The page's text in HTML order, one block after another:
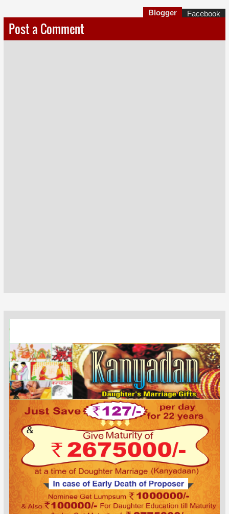
Post a Comment
Blogger Facebook